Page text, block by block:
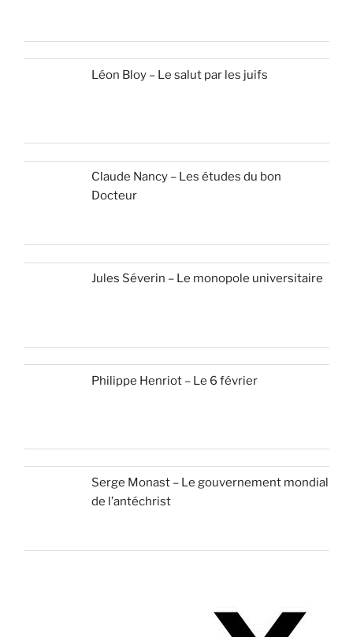
Léon Bloy – Le salut par les juifs
Claude Nancy – Les études du bon
Docteur
Jules Séverin – Le monopole universitaire
Philippe Henriot – Le 6 février
Serge Monast – Le gouvernement mondial
de l’antéchrist